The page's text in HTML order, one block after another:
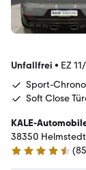
Unfallfrei • EZ
Sport-
Soft Close
KALE-
38350 Helmstedt
4.7 Sterne
(